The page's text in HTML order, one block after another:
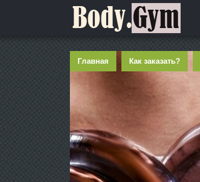
Главная Как заказать?